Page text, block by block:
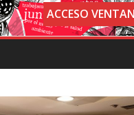
ACCESO